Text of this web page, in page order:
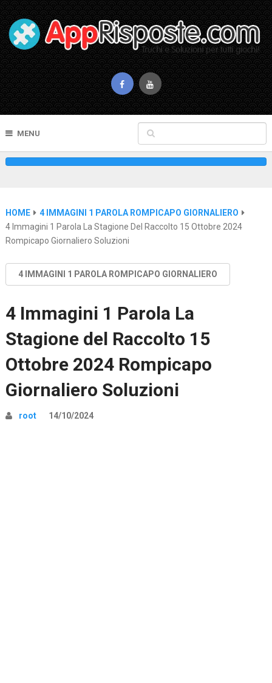
MENU
HOME
4 IMMAGINI 1 PAROLA ROMPICAPO GIORNALIERO
4 Immagini 1 Parola La Stagione Del Raccolto 15 Ottobre 2024
Rompicapo Giornaliero Soluzioni
4 IMMAGINI 1 PAROLA ROMPICAPO GIORNALIERO
4 Immagini 1 Parola La
Stagione del Raccolto 15
Ottobre 2024 Rompicapo
Giornaliero Soluzioni
root 14/10/2024